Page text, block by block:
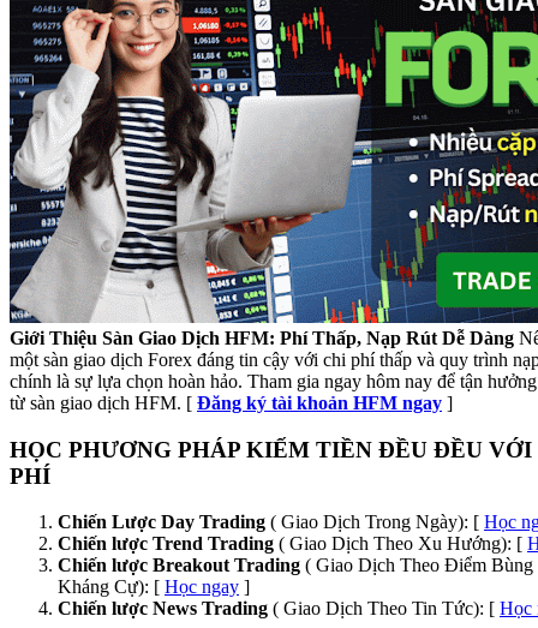
Giới Thiệu Sàn Giao Dịch HFM: Phí Thấp, Nạp Rút Dễ Dàng
một sàn giao dịch Forex đáng tin cậy với chi phí thấp và quy trình
chính là sự lựa chọn hoàn hảo. Tham gia ngay hôm nay để tận
từ sàn giao dịch HFM. [ Đăng ký tài khoản HFM ngay ]
HỌC PHƯƠNG PHÁP KIẾM TIỀN ĐỀU ĐỀU
PHÍ
Chiến Lược Day Trading ( Giao Dịch Trong Ngày): [ Học
Chiến lược Trend Trading ( Giao Dịch Theo Xu Hướng): [
Chiến lược Breakout Trading ( Giao Dịch Theo Điểm Bùng
Kháng Cự): [ Học ngay ]
Chiến lược News Trading ( Giao Dịch Theo Tin Tức): [ Học